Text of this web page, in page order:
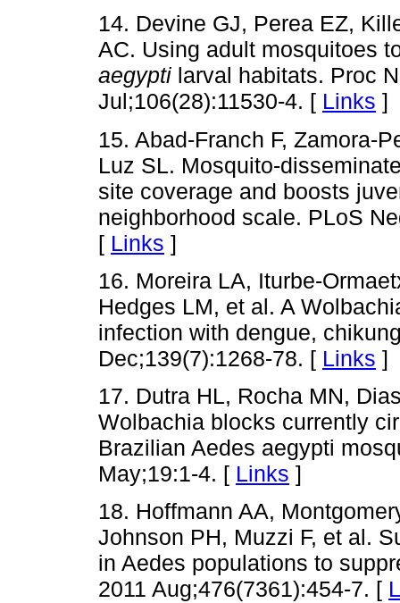
14. Devine GJ, Perea EZ,
AC. Using adult mosquitoes
aegypti larval habitats. Proc
Jul;106(28):11530-4. [ Links ]
15. Abad-Franch F, Zamora-
Luz SL. Mosquito-
site coverage and boosts
neighborhood scale. PLoS
[ Links ]
16. Moreira LA, Iturbe-
Hedges LM, et al. A
infection with dengue,
Dec;139(7):1268-78. [ Links ]
17. Dutra HL, Rocha MN,
Wolbachia blocks currently
Brazilian Aedes aegypti
May;19:1-4. [ Links ]
18. Hoffmann AA,
Johnson PH, Muzzi F, et al.
in Aedes populations to
2011 Aug;476(7361):454-7. [